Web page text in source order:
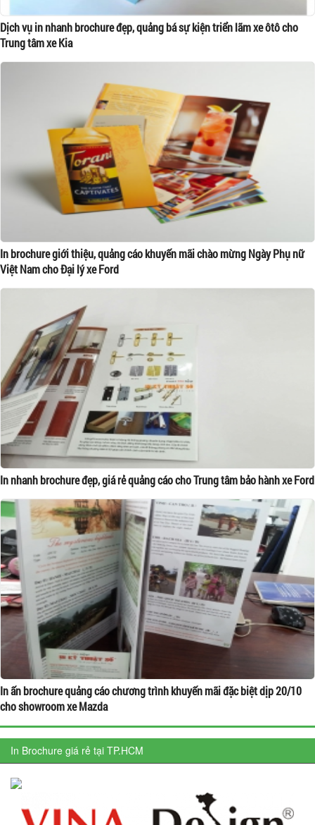
Dịch vụ in nhanh brochure đẹp, quảng bá sự kiện triển lãm xe ôtô cho
Trung tâm xe Kia
In brochure giới thiệu, quảng cáo khuyến mãi chào mừng Ngày Phụ nữ
Việt Nam cho Đại lý xe Ford
In nhanh brochure đẹp, giá rẻ quảng cáo cho Trung tâm bảo hành xe Ford
In ấn brochure quảng cáo chương trình khuyến mãi đặc biệt dịp 20/10
cho showroom xe Mazda
In Brochure giá rẻ tại TP.HCM